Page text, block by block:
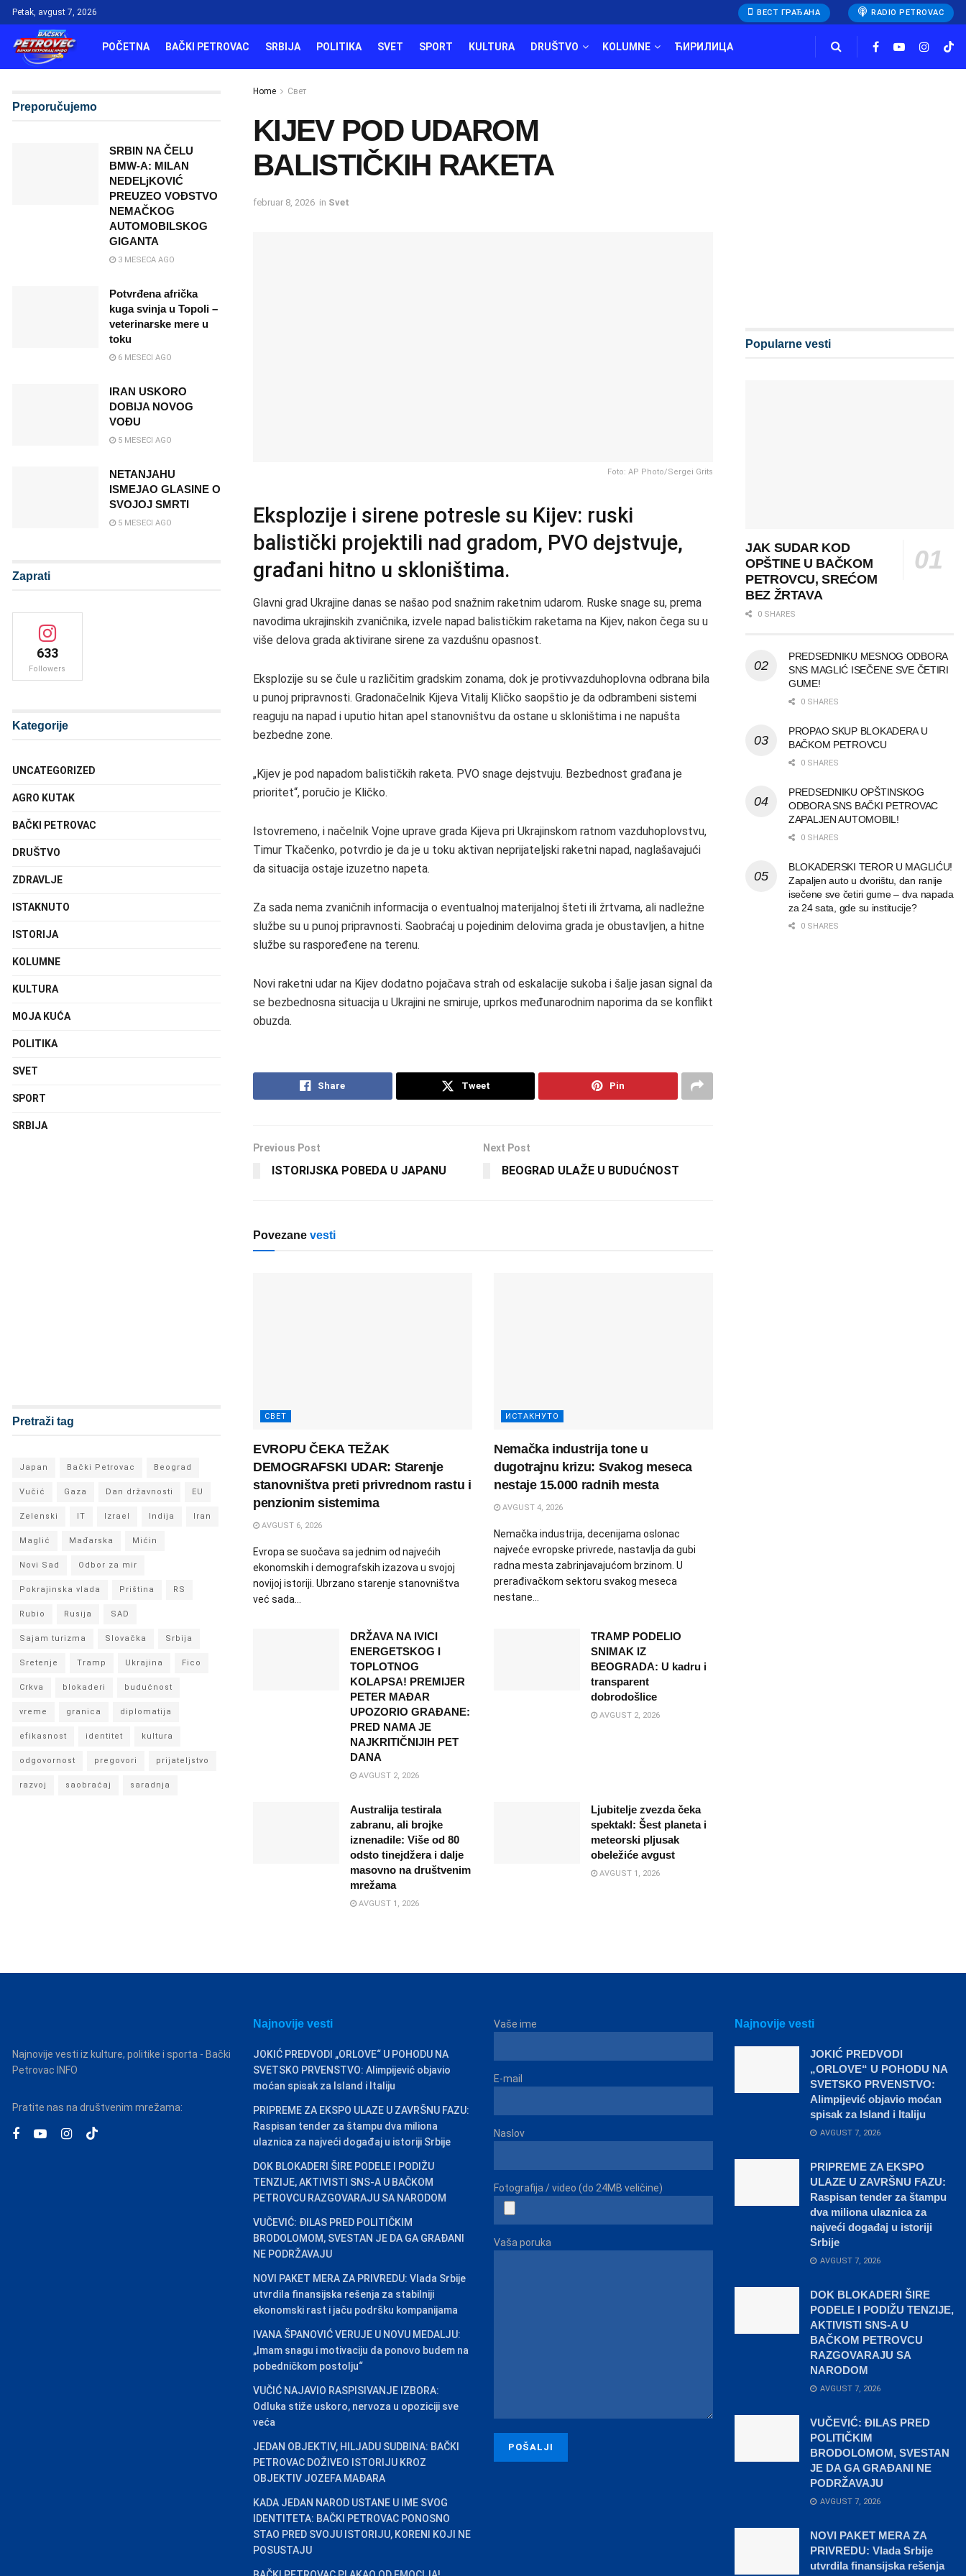
Petak, avgust 7, 2026 ВЕСТ ГРАЂАНА RADIO PETROVAC
POČETNA BAČKI PETROVAC SRBIJA POLITIKA SVET SPORT KULTURA DRUŠTVO KOLUMNE ЋИРИЛИЦА
Home Свет
KIJEV POD UDAROM
BALISTIČKIH RAKETA
februar 8, 2026 in Svet
Foto: AP Photo/Sergei Grits
Eksplozije i sirene potresle su Kijev: ruski
balistički projektili nad gradom, PVO dejstvuje,
građani hitno u skloništima.
Glavni grad Ukrajine danas se našao pod snažnim raketnim udarom. Ruske snage su, prema
navodima ukrajinskih zvaničnika, izvele napad balističkim raketama na Kijev, nakon čega su u
više delova grada aktivirane sirene za vazdušnu opasnost.
Eksplozije su se čule u različitim gradskim zonama, dok je protivvazduhoplovna odbrana bila
u punoj pripravnosti. Gradonačelnik Kijeva Vitalij Kličko saopštio je da odbrambeni sistemi
reaguju na napad i uputio hitan apel stanovništvu da ostane u skloništima i ne napušta
bezbedne zone.
„Kijev je pod napadom balističkih raketa. PVO snage dejstvuju. Bezbednost građana je
prioritet“, poručio je Kličko.
Istovremeno, i načelnik Vojne uprave grada Kijeva pri Ukrajinskom ratnom vazduhoplovstvu,
Timur Tkačenko, potvrdio je da je u toku aktivan neprijateljski raketni napad, naglašavajući
da situacija ostaje izuzetno napeta.
Za sada nema zvaničnih informacija o eventualnoj materijalnoj šteti ili žrtvama, ali nadležne
službe su u punoj pripravnosti. Saobraćaj u pojedinim delovima grada je obustavljen, a hitne
službe su raspoređene na terenu.
Novi raketni udar na Kijev dodatno pojačava strah od eskalacije sukoba i šalje jasan signal da
se bezbednosna situacija u Ukrajini ne smiruje, uprkos međunarodnim naporima da se konflikt
obuzda.
Share Tweet Pin
Previous Post
ISTORIJSKA POBEDA U JAPANU
Next Post
BEOGRAD ULAŽE U BUDUĆNOST
Povezane vesti
СВЕТ
EVROPU ČEKA TEŽAK
DEMOGRAFSKI UDAR: Starenje
stanovništva preti privrednom rastu i
penzionim sistemima
AVGUST 6, 2026
Evropa se suočava sa jednim od najvećih
ekonomskih i demografskih izazova u svojoj
novijoj istoriji. Ubrzano starenje stanovništva
već sada...
ИСТАКНУТО
Nemačka industrija tone u
dugotrajnu krizu: Svakog meseca
nestaje 15.000 radnih mesta
AVGUST 4, 2026
Nemačka industrija, decenijama oslonac
najveće evropske privrede, nastavlja da gubi
radna mesta zabrinjavajućom brzinom. U
prerađivačkom sektoru svakog meseca
nestane...
DRŽAVA NA IVICI
ENERGETSKOG I
TOPLOTNOG
KOLAPSA! PREMIJER
PETER MAĐAR
UPOZORIO GRAĐANE:
PRED NAMA JE
NAJKRITIČNIJIH PET
DANA
AVGUST 2, 2026
TRAMP PODELIO
SNIMAK IZ
BEOGRADA: U kadru i
transparent
dobrodošlice
AVGUST 2, 2026
Australija testirala
zabranu, ali brojke
iznenadile: Više od 80
odsto tinejdžera i dalje
masovno na društvenim
mrežama
AVGUST 1, 2026
Ljubitelje zvezda čeka
spektakl: Šest planeta i
meteorski pljusak
obeležiće avgust
AVGUST 1, 2026
Preporučujemo
SRBIN NA ČELU
BMW-A: MILAN
NEDELjKOVIĆ
PREUZEO VOĐSTVO
NEMAČKOG
AUTOMOBILSKOG
GIGANTA
3 MESECA AGO
Potvrđena afrička
kuga svinja u Topoli –
veterinarske mere u
toku
6 MESECI AGO
IRAN USKORO
DOBIJA NOVOG
VOĐU
5 MESECI AGO
NETANJAHU
ISMEJAO GLASINE O
SVOJOJ SMRTI
5 MESECI AGO
Zaprati
633
Followers
Kategorije
UNCATEGORIZED
AGRO KUTAK
BAČKI PETROVAC
DRUŠTVO
ZDRAVLJE
ISTAKNUTO
ISTORIJA
KOLUMNE
KULTURA
MOJA KUĆA
POLITIKA
SVET
SPORT
SRBIJA
Pretraži tag
Japan Bački Petrovac Beograd
Vučić Gaza Dan državnosti EU
Zelenski IT Izrael Indija Iran
Maglić Mađarska Mićin
Novi Sad Odbor za mir
Pokrajinska vlada Priština RS
Rubio Rusija SAD
Sajam turizma Slovačka Srbija
Sretenje Tramp Ukrajina Fico
Crkva blokaderi budućnost
vreme granica diplomatija
efikasnost identitet kultura
odgovornost pregovori prijateljstvo
razvoj saobraćaj saradnja
Popularne vesti
JAK SUDAR KOD
OPŠTINE U BAČKOM
PETROVCU, SREĆOM
BEZ ŽRTAVA
0 SHARES
PREDSEDNIKU MESNOG ODBORA
SNS MAGLIĆ ISEČENE SVE ČETIRI
GUME!
0 SHARES
PROPAO SKUP BLOKADERA U
BAČKOM PETROVCU
0 SHARES
PREDSEDNIKU OPŠTINSKOG
ODBORA SNS BAČKI PETROVAC
ZAPALJEN AUTOMOBIL!
0 SHARES
BLOKADERSKI TEROR U MAGLIĆU!
Zapaljen auto u dvorištu, dan ranije
isečene sve četiri gume – dva napada
za 24 sata, gde su institucije?
0 SHARES
Najnovije vesti iz kulture, politike i sporta - Bački
Petrovac INFO
Pratite nas na društvenim mrežama:
Najnovije vesti
JOKIĆ PREDVODI „ORLOVE“ U POHODU NA
SVETSKO PRVENSTVO: Alimpijević objavio
moćan spisak za Island i Italiju
PRIPREME ZA EKSPO ULAZE U ZAVRŠNU FAZU:
Raspisan tender za štampu dva miliona
ulaznica za najveći događaj u istoriji Srbije
DOK BLOKADERI ŠIRE PODELE I PODIŽU
TENZIJE, AKTIVISTI SNS-A U BAČKOM
PETROVCU RAZGOVARAJU SA NARODOM
VUČEVIĆ: ĐILAS PRED POLITIČKIM
BRODOLOMOM, SVESTAN JE DA GA GRAĐANI
NE PODRŽAVAJU
NOVI PAKET MERA ZA PRIVREDU: Vlada Srbije
utvrdila finansijska rešenja za stabilniji
ekonomski rast i jaču podršku kompanijama
IVANA ŠPANOVIĆ VERUJE U NOVU MEDALJU:
„Imam snagu i motivaciju da ponovo budem na
pobedničkom postolju“
VUČIĆ NAJAVIO RASPISIVANJE IZBORA:
Odluka stiže uskoro, nervoza u opoziciji sve
veća
JEDAN OBJEKTIV, HILJADU SUDBINA: BAČKI
PETROVAC DOŽIVEO ISTORIJU KROZ
OBJEKTIV JOZEFA MAĐARA
KADA JEDAN NAROD USTANE U IME SVOG
IDENTITETA: BAČKI PETROVAC PONOSNO
STAO PRED SVOJU ISTORIJU, KORENI KOJI NE
POSUSTAJU
Vaše ime
E-mail
Naslov
Fotografija / video (do 24MB veličine)
Vaša poruka
Najnovije vesti
JOKIĆ PREDVODI
„ORLOVE“ U POHODU NA
SVETSKO PRVENSTVO:
Alimpijević objavio moćan
spisak za Island i Italiju
AVGUST 7, 2026
PRIPREME ZA EKSPO
ULAZE U ZAVRŠNU FAZU:
Raspisan tender za štampu
dva miliona ulaznica za
najveći događaj u istoriji
Srbije
AVGUST 7, 2026
DOK BLOKADERI ŠIRE
PODELE I PODIŽU TENZIJE,
AKTIVISTI SNS-A U
BAČKOM PETROVCU
RAZGOVARAJU SA
NARODOM
AVGUST 7, 2026
VUČEVIĆ: ĐILAS PRED
POLITIČKIM
BRODOLOMOM, SVESTAN
JE DA GA GRAĐANI NE
PODRŽAVAJU
AVGUST 7, 2026
NOVI PAKET MERA ZA
PRIVREDU: Vlada Srbije
utvrdila finansijska rešenja